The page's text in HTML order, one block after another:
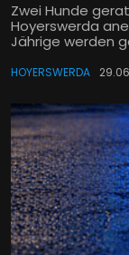
Zwei Hunde
Hoyerswerda
Jährige werden
HOYERSWERDA